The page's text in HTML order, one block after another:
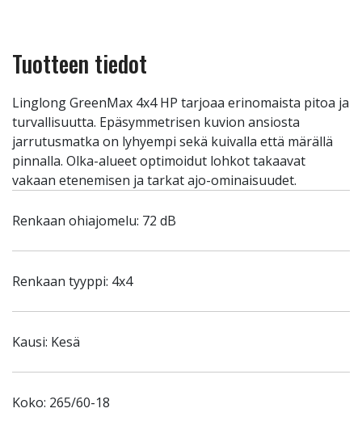
Tuotteen tiedot
Linglong GreenMax 4x4 HP tarjoaa erinomaista pitoa ja
turvallisuutta. Epäsymmetrisen kuvion ansiosta
jarrutusmatka on lyhyempi sekä kuivalla että märällä
pinnalla. Olka-alueet optimoidut lohkot takaavat
vakaan etenemisen ja tarkat ajo-ominaisuudet.
Renkaan ohiajomelu: 72 dB
Renkaan tyyppi: 4x4
Kausi: Kesä
Koko: 265/60-18